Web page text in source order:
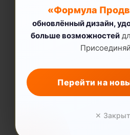
«Формула
обновлённый дизайн,
больше возможностей
Перейти на
✕